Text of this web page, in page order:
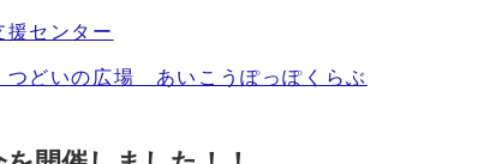
援センター
つどいの広場 あいこうぽっぽくらぶ